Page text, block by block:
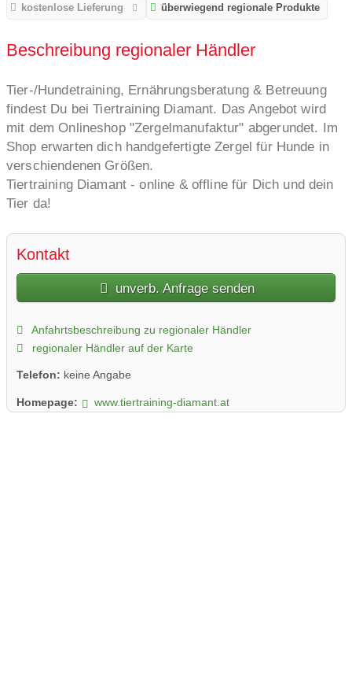
kostenlose Lieferung
überwiegend regionale Produkte
Beschreibung regionaler Händler
Tier-/Hundetraining, Ernährungsberatung & Betreuung
findest Du bei Tiertraining Diamant. Das Angebot wird
mit dem Onlineshop "Zergelmanufaktur" abgerundet. Im
Shop erwarten dich handgefertigte Zergel für Hunde in
verschiendenen Größen.
Tiertraining Diamant - online & offline für Dich und dein
Tier da!
Kontakt
unverb. Anfrage senden
Anfahrtsbeschreibung zu regionaler Händler
regionaler Händler auf der Karte
Telefon: keine Angabe
Homepage: www.tiertraining-diamant.at